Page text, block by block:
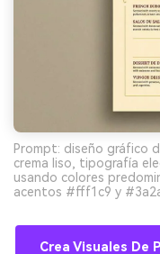
Prompt: diseño gráfico
crema liso, tipografía
usando colores
acentos #fff1c9 y
Crea Visuales De